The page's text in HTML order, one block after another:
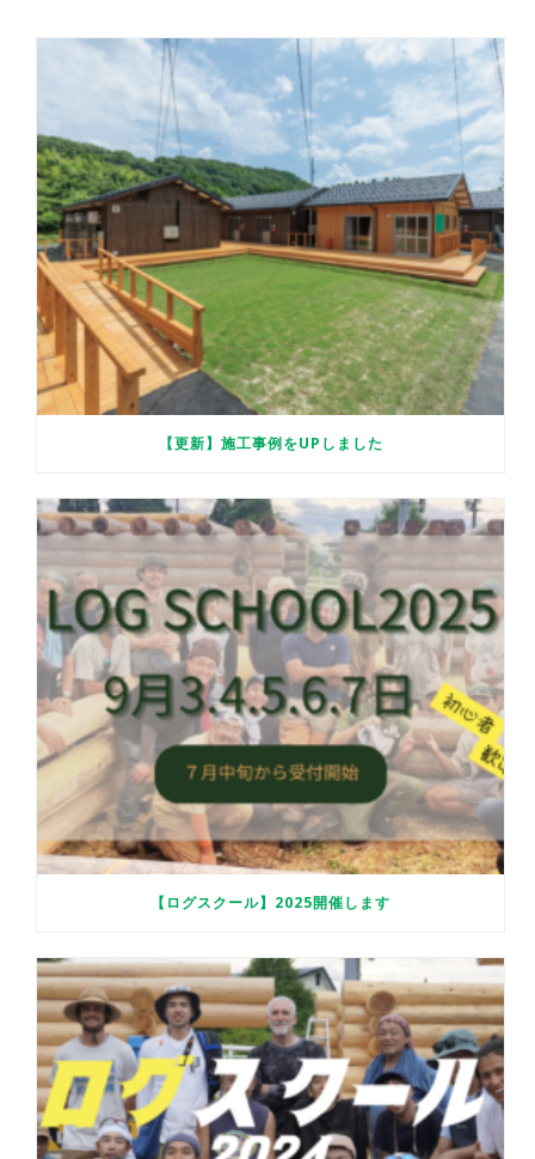
【更新】施工事例をUPしました
【ログスクール】2025開催します